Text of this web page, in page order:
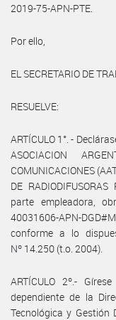
2019-75-APN-PTE.
Por ello,
EL SECRETARIO DE
RESUELVE:
ARTÍCULO 1°. -
ASOCIACION
COMUNICACIONES
DE
parte empleadora,
40031606-APN-
conforme a lo
Nº 14.250 (t.o. 2004).
ARTÍCULO 2º.-
dependiente de la
Tecnológica y Gestión